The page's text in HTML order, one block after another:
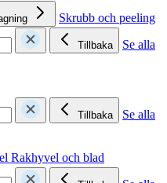
Skrubb och peeling
Tillbaka
Se alla
Tillbaka
Se alla
Rakhyvel och blad